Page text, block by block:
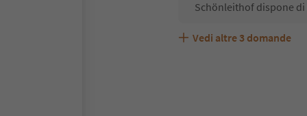
Schönleithof dispone di
Schönleithof accetta
Quali servizi/attività
Gli ospiti di Schönleithof
Vedi altre 3 domande